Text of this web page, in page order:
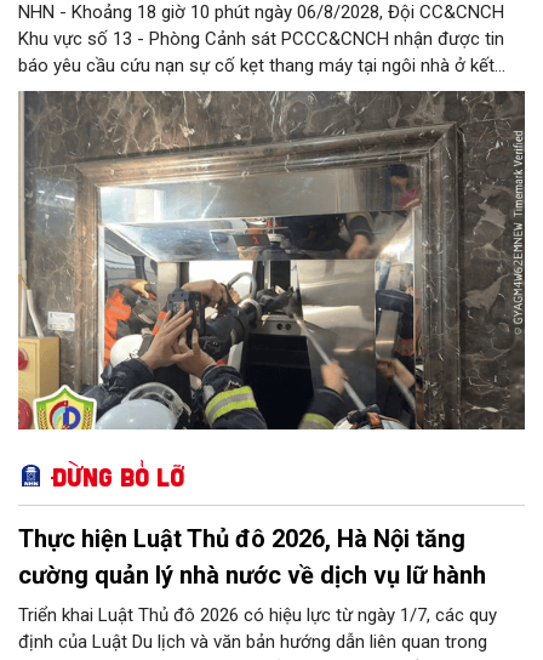
NHN - Khoảng 18 giờ 10 phút ngày 06/8/2028, Đội CC&CNCH
Khu vực số 13 - Phòng Cảnh sát PCCC&CNCH nhận được tin
báo yêu cầu cứu nạn sự cố kẹt thang máy tại ngôi nhà ở kết
hợp kinh doanh tại địa chỉ số 1C Định Công Thượng, phường
Định Công khiến 13 người (trong đó có 8 cháu nhỏ) bị mắc kẹt.
Đừng bỏ lỡ
Thực hiện Luật Thủ đô 2026, Hà Nội tăng
cường quản lý nhà nước về dịch vụ lữ hành
Triển khai Luật Thủ đô 2026 có hiệu lực từ ngày 1/7, các quy
định của Luật Du lịch và văn bản hướng dẫn liên quan trong